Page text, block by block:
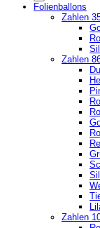
Folienballons
Zahlen
Zahlen
Zahlen